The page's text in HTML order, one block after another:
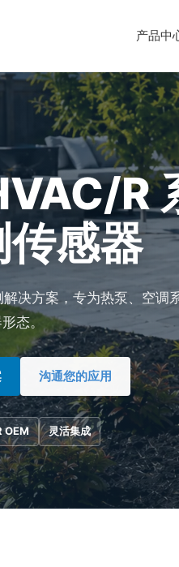
产品中
R
感器
决方案，专为热泵、空调
态。
沟通您的应用
OEM 灵活集成